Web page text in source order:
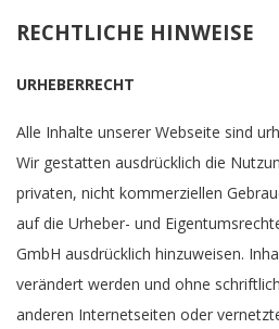
RECHTLICHE HINWEISE
URHEBERRECHT
Alle Inhalte unserer Webseite sind
Wir gestatten ausdrücklich die
privaten, nicht kommerziellen
auf die Urheber- und
GmbH ausdrücklich hinzuweisen.
verändert werden und ohne
anderen Internetseiten oder